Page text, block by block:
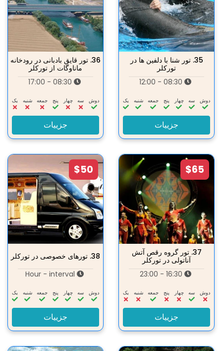
35. تور شنا با دلفین ها در
تورکلر
دوش سه‌ چهار پنج جمعه شنبه یک
جزییات
36. تور قایق بادبانی در رودخانه
ماناوگات از تورکلر
دوش سه‌ چهار پنج جمعه شنبه یک
جزییات
$65
37. تور گروه رقص آتش
آناتولی در تورکلر
دوش سه‌ چهار پنج جمعه شنبه یک
جزییات
$50
38. تورهای خصوصی در تورکلر
دوش سه‌ چهار پنج جمعه شنبه یک
جزییات